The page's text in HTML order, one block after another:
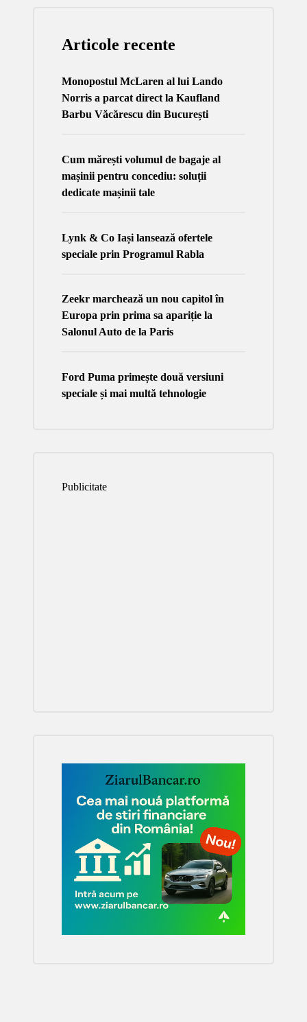
Articole recente
Monopostul McLaren al lui Lando
Norris a parcat direct la Kaufland
Barbu Văcărescu din București
Cum mărești volumul de bagaje al
mașinii pentru concediu: soluții
dedicate mașinii tale
Lynk & Co Iași lansează ofertele
speciale prin Programul Rabla
Zeekr marchează un nou capitol în
Europa prin prima sa apariție la
Salonul Auto de la Paris
Ford Puma primește două versiuni
speciale și mai multă tehnologie
Publicitate